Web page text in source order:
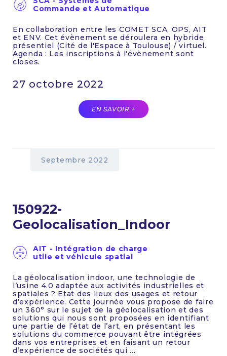
27 octobre 2022
Commande et Automatique
En collaboration entre les COMET SCA, OPS, AIT
et ENV. Cet évènement se déroulera en hybride
présentiel (Cité de l'Espace à Toulouse) / virtuel.
Agenda : Les inscriptions à l'évènement sont
closes.
EN SAVOIR +
Septembre 2022
150922-
Geolocalisation_Indoor
AIT - Intégration de charge
utile et véhicule spatial
La géolocalisation indoor, une technologie de
l’usine 4.0 adaptée aux activités industrielles et
spatiales ? Etat des lieux des usages et retour
d’expérience. Cette journée vous propose de faire
un 360° sur le sujet de la géolocalisation et des
solutions qui nous sont proposées en identifiant
une partie de l’état de l’art, en présentant les
solutions du commerce pouvant être intégrées
dans vos entreprises et en faisant un retour
d’expérience de sociétés qui ...